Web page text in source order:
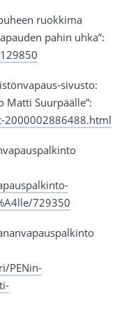
ruokkima
pahin uhka”:
sivusto:
Matti Suurpäälle”:
729350
PENin-